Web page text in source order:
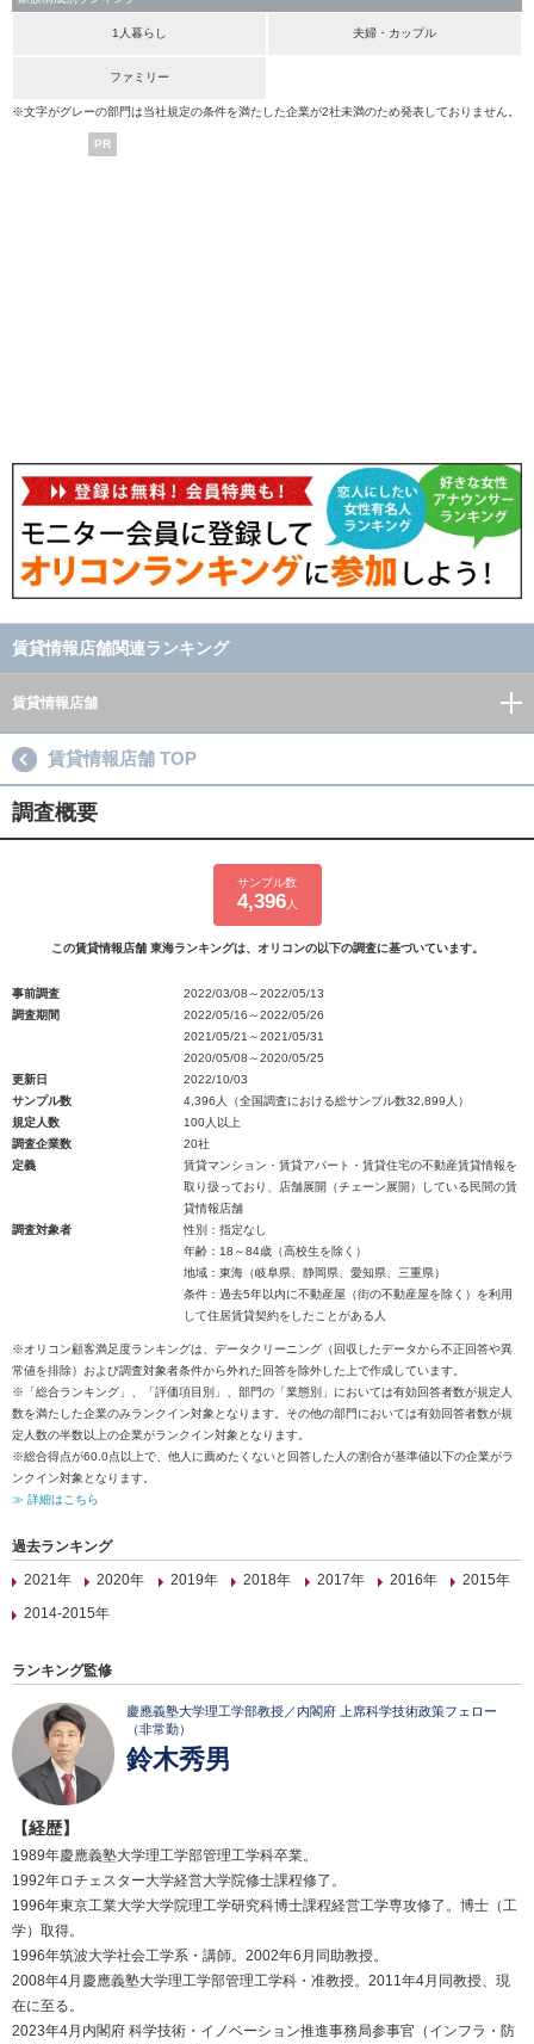
1人暮らし 夫婦・カップル
ファミリー
※文字がグレーの部門は当社規定の条件を満たした企業が2社未満のため発表しておりません。
PR
賃貸情報店舗関連ランキング
賃貸情報店舗
賃貸情報店舗 TOP
調査概要
サンプル数
4,396人
この賃貸情報店舗 東海ランキングは、オリコンの以下の調査に基づいています。
事前調査
2022/03/08～2022/05/13
調査期間
2022/05/16～2022/05/26
2021/05/21～2021/05/31
2020/05/08～2020/05/25
更新日
2022/10/03
サンプル数
4,396人（全国調査における総サンプル数32,899人）
規定人数
100人以上
調査企業数
20社
定義
賃貸マンション・賃貸アパート・賃貸住宅の不動産賃貸情報を
取り扱っており、店舗展開（チェーン展開）している民間の賃
貸情報店舗
調査対象者
性別：指定なし
年齢：18～84歳（高校生を除く）
地域：東海（岐阜県、静岡県、愛知県、三重県）
条件：過去5年以内に不動産屋（街の不動産屋を除く）を利用
して住居賃貸契約をしたことがある人
※オリコン顧客満足度ランキングは、データクリーニング（回収したデータから不正回答や異
常値を排除）および調査対象者条件から外れた回答を除外した上で作成しています。
※「総合ランキング」、「評価項目別」、部門の「業態別」においては有効回答者数が規定人
数を満たした企業のみランクイン対象となります。その他の部門においては有効回答者数が規
定人数の半数以上の企業がランクイン対象となります。
※総合得点が60.0点以上で、他人に薦めたくないと回答した人の割合が基準値以下の企業がラ
ンクイン対象となります。
≫ 詳細はこちら
過去ランキング
2021年
2020年 2019年 2018年 2017年 2016年
2015年
2014-2015年
ランキング監修
慶應義塾大学理工学部教授／内閣府 上席科学技術政策フェロー
（非常勤）
鈴木秀男
【経歴】
1989年慶應義塾大学理工学部管理工学科卒業。
1992年ロチェスター大学経営大学院修士課程修了。
1996年東京工業大学大学院理工学研究科博士課程経営工学専攻修了。博士（工
学）取得。
1996年筑波大学社会工学系・講師。2002年6月同助教授。
2008年4月慶應義塾大学理工学部管理工学科・准教授。2011年4月同教授、現
在に至る。
2023年4月内閣府 科学技術・イノベーション推進事務局参事官（インフラ・防